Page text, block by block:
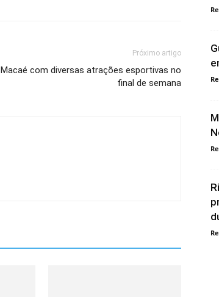
Próximo artigo
Macaé com diversas atrações esportivas no
final de semana